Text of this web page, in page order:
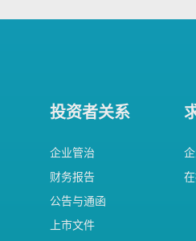
投资者关系
企业管治
财务报告
公告与通函
上市文件